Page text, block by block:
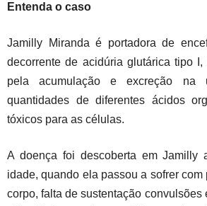
Entenda o caso
Jamilly Miranda é portadora de
decorrente de acidúria glutárica tipo
pela acumulação e excreção na
quantidades de diferentes ácidos
tóxicos para as células.
A doença foi descoberta em Jamilly
idade, quando ela passou a sofrer
corpo, falta de sustentação convulsões